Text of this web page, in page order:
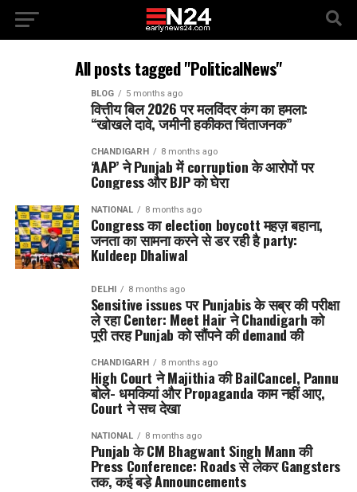
All posts tagged "PoliticalNews"
BLOG 5 months ago
वित्तीय बिल 2026 पर मलविंदर कंग का हमला:
“खोखले दावे, जमीनी हकीकत चिंताजनक”
CHANDIGARH 8 months ago
‘AAP’ ने Punjab में corruption के आरोपों पर
Congress और BJP को घेरा
NATIONAL 8 months ago
Congress का election boycott महज़ बहाना,
जनता का सामना करने से डर रही है party:
Kuldeep Dhaliwal
DELHI 8 months ago
Sensitive issues पर Punjabis के सब्र की परीक्षा
ले रहा Center: Meet Hair ने Chandigarh को
पूरी तरह Punjab को सौंपने की demand की
CHANDIGARH 8 months ago
High Court ने Majithia की BailCancel, Pannu
बोले- धमकियां और Propaganda काम नहीं आए,
Court ने सच देखा
NATIONAL 8 months ago
Punjab के CM Bhagwant Singh Mann की
Press Conference: Roads से लेकर Gangsters
तक, कई बड़े Announcements